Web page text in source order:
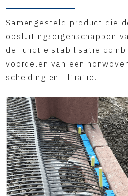
Samengesteld product die
opsluitingseigenschappen
de functie stabilisatie
voordelen van een
scheiding en filtratie.